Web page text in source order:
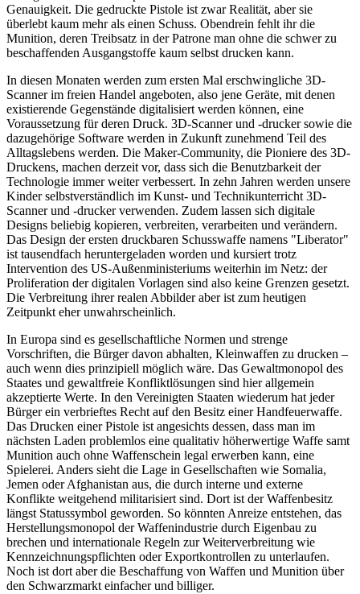
Genauigkeit. Die gedruckte Pistole ist zwar Realität, aber sie
überlebt kaum mehr als einen Schuss. Obendrein fehlt ihr die
Munition, deren Treibsatz in der Patrone man ohne die schwer zu
beschaffenden Ausgangstoffe kaum selbst drucken kann.
In diesen Monaten werden zum ersten Mal erschwingliche 3D-
Scanner im freien Handel angeboten, also jene Geräte, mit denen
existierende Gegenstände digitalisiert werden können, eine
Voraussetzung für deren Druck. 3D-Scanner und -drucker sowie die
dazugehörige Software werden in Zukunft zunehmend Teil des
Alltagslebens werden. Die Maker-Community, die Pioniere des 3D-
Druckens, machen derzeit vor, dass sich die Benutzbarkeit der
Technologie immer weiter verbessert. In zehn Jahren werden unsere
Kinder selbstverständlich im Kunst- und Technikunterricht 3D-
Scanner und -drucker verwenden. Zudem lassen sich digitale
Designs beliebig kopieren, verbreiten, verarbeiten und verändern.
Das Design der ersten druckbaren Schusswaffe namens "Liberator"
ist tausendfach heruntergeladen worden und kursiert trotz
Intervention des US-Außenministeriums weiterhin im Netz: der
Proliferation der digitalen Vorlagen sind also keine Grenzen gesetzt.
Die Verbreitung ihrer realen Abbilder aber ist zum heutigen
Zeitpunkt eher unwahrscheinlich.
In Europa sind es gesellschaftliche Normen und strenge
Vorschriften, die Bürger davon abhalten, Kleinwaffen zu drucken –
auch wenn dies prinzipiell möglich wäre. Das Gewaltmonopol des
Staates und gewaltfreie Konfliktlösungen sind hier allgemein
akzeptierte Werte. In den Vereinigten Staaten wiederum hat jeder
Bürger ein verbrieftes Recht auf den Besitz einer Handfeuerwaffe.
Das Drucken einer Pistole ist angesichts dessen, dass man im
nächsten Laden problemlos eine qualitativ höherwertige Waffe samt
Munition auch ohne Waffenschein legal erwerben kann, eine
Spielerei. Anders sieht die Lage in Gesellschaften wie Somalia,
Jemen oder Afghanistan aus, die durch interne und externe
Konflikte weitgehend militarisiert sind. Dort ist der Waffenbesitz
längst Statussymbol geworden. So könnten Anreize entstehen, das
Herstellungsmonopol der Waffenindustrie durch Eigenbau zu
brechen und internationale Regeln zur Weiterverbreitung wie
Kennzeichnungspflichten oder Exportkontrollen zu unterlaufen.
Noch ist dort aber die Beschaffung von Waffen und Munition über
den Schwarzmarkt einfacher und billiger.